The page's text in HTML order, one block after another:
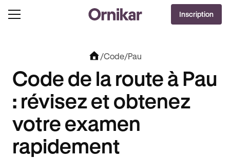
OFFRE EXCLUSIVE
3 MOIS DEEZER PREMIUM OFFERTS*
J'EN PROFITE !
Inscription
/Code/Pau
Code de la route à Pau
: révisez et obtenez
votre examen
rapidement